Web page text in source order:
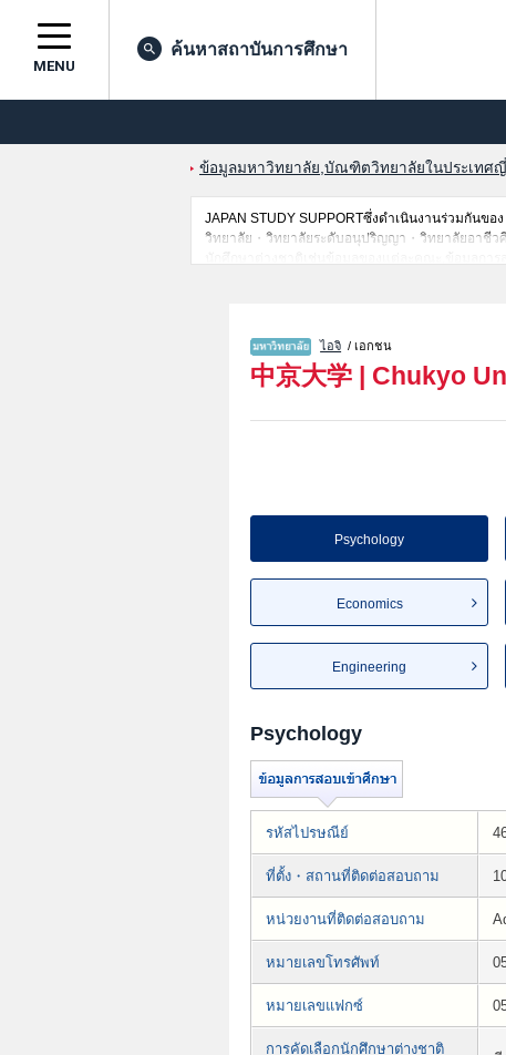
MENU
ค้นหาสถาบันการศึกษา
ข้อมูลมหาวิทยาลัย,บัณฑิตวิทยาลัยในประเทศ
JAPAN STUDY SUPPORTซึ่งดำเนินงานร่วมกันข
วิทยาลัย・วิทยาลัยระดับอนุปริญญา・วิทยาลัยอาชีว
นักศึกษาต่างชาติเช่นข้อมูลของแต่ละคณะ,ข้อมูลกา
ไอจิ / เอกชน
中京大学 | Chukyo
Psychology
Economics
Engineering
Psychology
รหัสไปรษณีย์
ที่ตั้ง・สถานที่ติดต่อสอบถาม
หน่วยงานที่ติดต่อสอบถาม
หมายเลขโทรศัพท์
หมายเลขแฟกซ์
การคัดเลือกนักศึกษาต่างชาติ